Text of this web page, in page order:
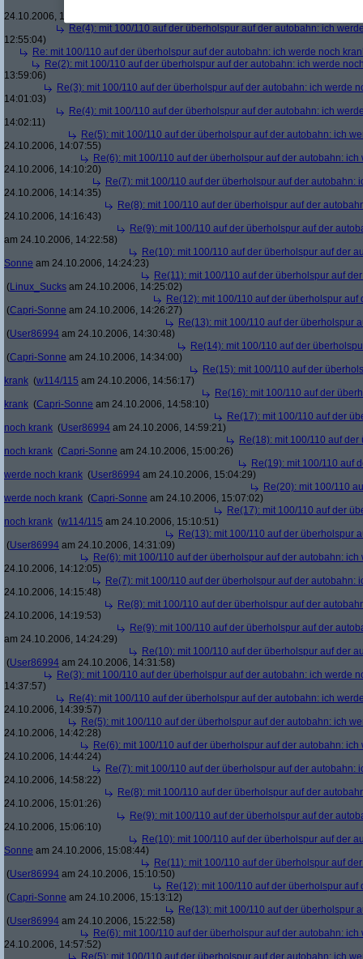
24.10.2006, 14:53:52)
Re(4): mit 100/110 auf der überholspur auf der autobahn: ich
12:55:04)
Re: mit 100/110 auf der überholspur auf der autobahn: ich werde noch
Re(2): mit 100/110 auf der überholspur auf der autobahn: ich werde
13:59:06)
Re(3): mit 100/110 auf der überholspur auf der autobahn: ich werde
14:01:03)
Re(4): mit 100/110 auf der überholspur auf der autobahn: ich
14:02:11)
Re(5): mit 100/110 auf der überholspur auf der autobahn: ich
24.10.2006, 14:07:55)
Re(6): mit 100/110 auf der überholspur auf der autobahn:
24.10.2006, 14:10:20)
Re(7): mit 100/110 auf der überholspur auf der autobahn:
24.10.2006, 14:14:35)
Re(8): mit 100/110 auf der überholspur auf der
24.10.2006, 14:16:43)
Re(9): mit 100/110 auf der überholspur auf der
am 24.10.2006, 14:22:58)
Re(10): mit 100/110 auf der überholspur auf der
Sonne am 24.10.2006, 14:24:23)
Re(11): mit 100/110 auf der überholspur auf
(Linux_Sucks am 24.10.2006, 14:25:02)
Re(12): mit 100/110 auf der überholspur
(Capri-Sonne am 24.10.2006, 14:26:27)
Re(13): mit 100/110 auf der überholspur
(User86994 am 24.10.2006, 14:30:48)
Re(14): mit 100/110 auf der
(Capri-Sonne am 24.10.2006, 14:34:00)
Re(15): mit 100/110 auf der
krank (w114/115 am 24.10.2006, 14:56:17)
Re(16): mit 100/110 auf der
krank (Capri-Sonne am 24.10.2006, 14:58:10)
Re(17): mit 100/110 auf der
noch krank (User86994 am 24.10.2006, 14:59:21)
Re(18): mit 100/110 auf
noch krank (Capri-Sonne am 24.10.2006, 15:00:26)
Re(19): mit 100/110 auf
werde noch krank (User86994 am 24.10.2006, 15:04:29)
Re(20): mit 100/110
werde noch krank (Capri-Sonne am 24.10.2006, 15:07:02)
Re(17): mit 100/110 auf der
noch krank (w114/115 am 24.10.2006, 15:10:51)
Re(13): mit 100/110 auf der überholspur
(User86994 am 24.10.2006, 14:31:09)
Re(6): mit 100/110 auf der überholspur auf der autobahn:
24.10.2006, 14:12:05)
Re(7): mit 100/110 auf der überholspur auf der autobahn:
24.10.2006, 14:15:48)
Re(8): mit 100/110 auf der überholspur auf der
24.10.2006, 14:19:53)
Re(9): mit 100/110 auf der überholspur auf der
am 24.10.2006, 14:24:29)
Re(10): mit 100/110 auf der überholspur auf der
(User86994 am 24.10.2006, 14:31:58)
Re(3): mit 100/110 auf der überholspur auf der autobahn: ich werde
14:37:57)
Re(4): mit 100/110 auf der überholspur auf der autobahn: ich
24.10.2006, 14:39:57)
Re(5): mit 100/110 auf der überholspur auf der autobahn: ich
24.10.2006, 14:42:28)
Re(6): mit 100/110 auf der überholspur auf der autobahn:
24.10.2006, 14:44:24)
Re(7): mit 100/110 auf der überholspur auf der autobahn:
24.10.2006, 14:58:22)
Re(8): mit 100/110 auf der überholspur auf der
24.10.2006, 15:01:26)
Re(9): mit 100/110 auf der überholspur auf der
24.10.2006, 15:06:10)
Re(10): mit 100/110 auf der überholspur auf der
Sonne am 24.10.2006, 15:08:44)
Re(11): mit 100/110 auf der überholspur auf
(User86994 am 24.10.2006, 15:10:50)
Re(12): mit 100/110 auf der überholspur
(Capri-Sonne am 24.10.2006, 15:13:12)
Re(13): mit 100/110 auf der überholspur
(User86994 am 24.10.2006, 15:22:58)
Re(6): mit 100/110 auf der überholspur auf der autobahn:
24.10.2006, 14:57:52)
Re(5): mit 100/110 auf der überholspur auf der autobahn: ich